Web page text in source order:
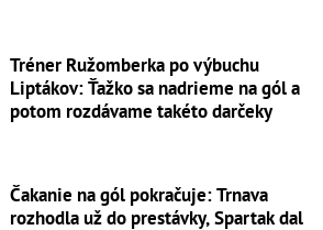
Tréner Ružomberka po výbuchu
Liptákov: Ťažko sa nadrieme na gól a
potom rozdávame takéto darčeky
Čakanie na gól pokračuje: Trnava
rozhodla už do prestávky, Spartak dal